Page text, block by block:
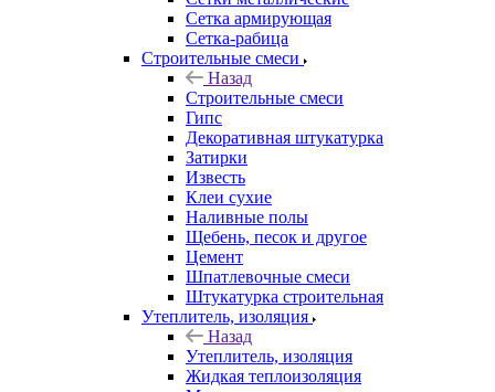
Сетка армирующая
Сетка-рабица
Строительные смеси
Назад
Строительные смеси
Гипс
Декоративная штукатурка
Затирки
Известь
Клеи сухие
Наливные полы
Щебень, песок и другое
Цемент
Шпатлевочные смеси
Штукатурка строительная
Утеплитель, изоляция
Назад
Утеплитель, изоляция
Жидкая теплоизоляция